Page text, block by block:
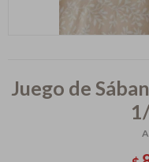
Juego de